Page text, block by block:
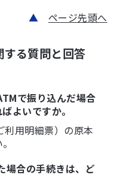
▲
ページ先頭へ
る質問と回答
で振り込んだ場合
よいですか。
利用明細票）の原本
場合の手続きは、ど